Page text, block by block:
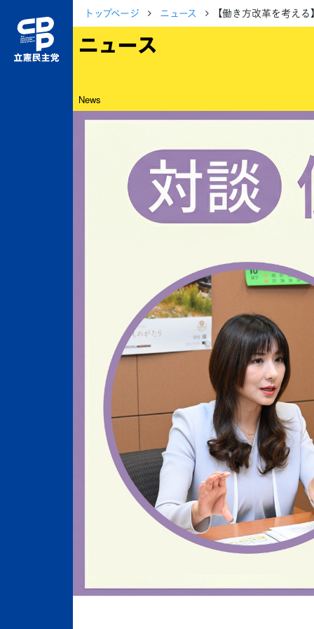
トップページ ニュース 【働き方改革を考え
ニュース
News